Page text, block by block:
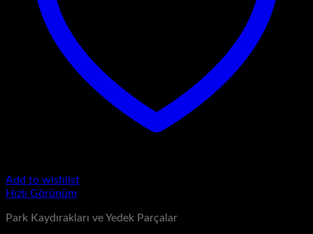
Add to wishlist
Hızlı Görünüm
Park Kaydırakları ve Yedek Parçalar